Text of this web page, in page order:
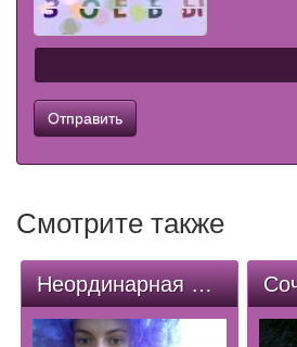
Смотрите также
Неординарная шкура